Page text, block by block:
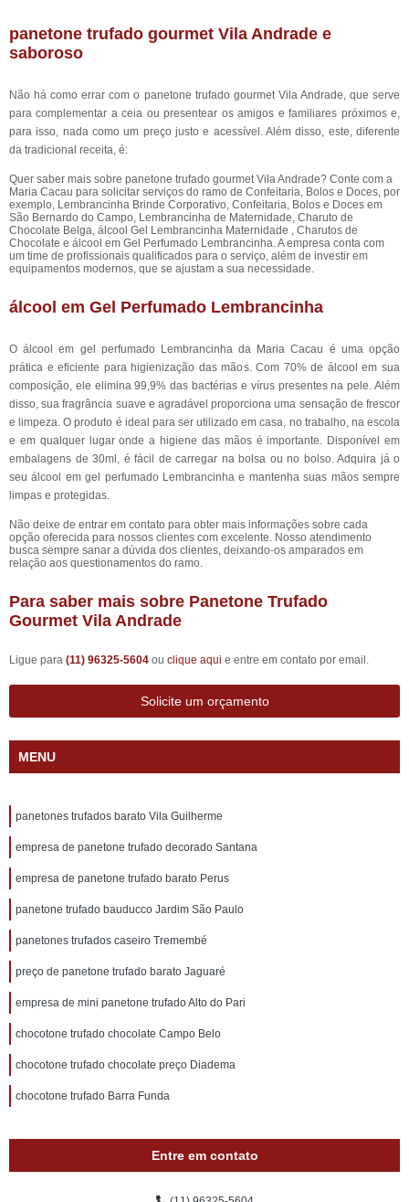
panetone trufado gourmet Vila Andrade e
saboroso
Não há como errar com o panetone trufado gourmet Vila Andrade, que serve
para complementar a ceia ou presentear os amigos e familiares próximos e,
para isso, nada como um preço justo e acessível. Além disso, este, diferente
da tradicional receita, é:
Quer saber mais sobre panetone trufado gourmet Vila Andrade? Conte com a
Maria Cacau para solicitar serviços do ramo de Confeitaria, Bolos e Doces, por
exemplo, Lembrancinha Brinde Corporativo, Confeitaria, Bolos e Doces em
São Bernardo do Campo, Lembrancinha de Maternidade, Charuto de
Chocolate Belga, álcool Gel Lembrancinha Maternidade , Charutos de
Chocolate e álcool em Gel Perfumado Lembrancinha. A empresa conta com
um time de profissionais qualificados para o serviço, além de investir em
equipamentos modernos, que se ajustam a sua necessidade.
álcool em Gel Perfumado Lembrancinha
O álcool em gel perfumado Lembrancinha da Maria Cacau é uma opção
prática e eficiente para higienização das mãos. Com 70% de álcool em sua
composição, ele elimina 99,9% das bactérias e vírus presentes na pele. Além
disso, sua fragrância suave e agradável proporciona uma sensação de frescor
e limpeza. O produto é ideal para ser utilizado em casa, no trabalho, na escola
e em qualquer lugar onde a higiene das mãos é importante. Disponível em
embalagens de 30ml, é fácil de carregar na bolsa ou no bolso. Adquira já o
seu álcool em gel perfumado Lembrancinha e mantenha suas mãos sempre
limpas e protegidas.
Não deixe de entrar em contato para obter mais informações sobre cada
opção oferecida para nossos clientes com excelente. Nosso atendimento
busca sempre sanar a dúvida dos clientes, deixando-os amparados em
relação aos questionamentos do ramo.
Para saber mais sobre Panetone Trufado
Gourmet Vila Andrade
Ligue para (11) 96325-5604 ou clique aqui e entre em contato por email.
Solicite um orçamento
MENU
panetones trufados barato Vila Guilherme
empresa de panetone trufado decorado Santana
empresa de panetone trufado barato Perus
panetone trufado bauducco Jardim São Paulo
panetones trufados caseiro Tremembé
preço de panetone trufado barato Jaguaré
empresa de mini panetone trufado Alto do Pari
chocotone trufado chocolate Campo Belo
chocotone trufado chocolate preço Diadema
chocotone trufado Barra Funda
Entre em contato